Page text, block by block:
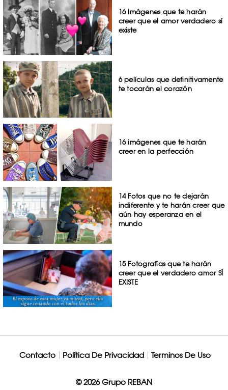
16 Imágenes que te harán
creer que el amor verdadero sí
existe
6 películas que definitivamente
te tocarán el corazón
16 imágenes que te harán
creer en la perfección
14 Fotos que no te dejarán
indiferente y te harán creer que
aún hay esperanza en el
mundo
15 Fotografías que te harán
creer que el verdadero amor SÍ
EXISTE
Contacto Política De Privacidad Terminos De Uso
© 2026 Grupo REBAN